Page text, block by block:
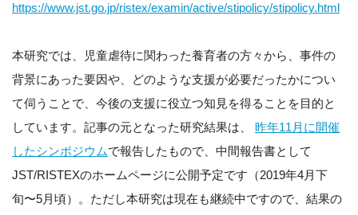
https://www.jst.go.jp/ristex/examin/active/stipolicy/stipolicy.html
本研究では、児童虐待に関わった養育者の方々から、事件の
背景にあった要因や、どのような支援が必要だったかについ
て伺うことで、今後の支援に役立つ知見を得ることを目的と
しています。記事の元となった研究結果は、 昨年11月に開催
したシンポジウムで報告したもので、中間報告書として
JST/RISTEXのホームページに公開予定です（2019年4月下
旬〜5月頃）。ただし本研究は現在も継続中ですので、結果の